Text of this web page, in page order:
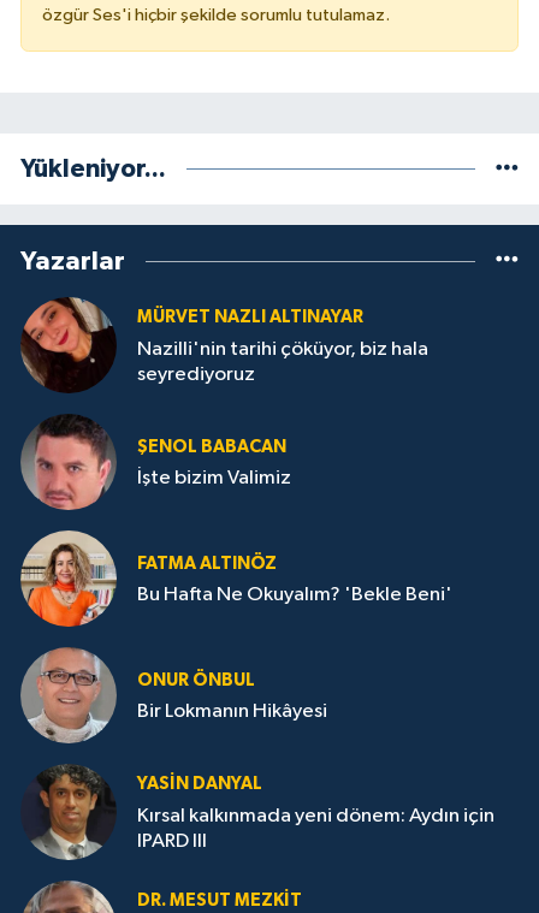
özgür Ses'i hiçbir şekilde sorumlu tutulamaz.
Yükleniyor...
Yazarlar
MÜRVET NAZLI ALTINAYAR
Nazilli'nin tarihi çöküyor, biz hala
seyrediyoruz
ŞENOL BABACAN
İşte bizim Valimiz
FATMA ALTINÖZ
Bu Hafta Ne Okuyalım? 'Bekle Beni'
ONUR ÖNBUL
Bir Lokmanın Hikâyesi
YASIN DANYAL
Kırsal kalkınmada yeni dönem: Aydın için
IPARD III
DR. MESUT MEZKIT